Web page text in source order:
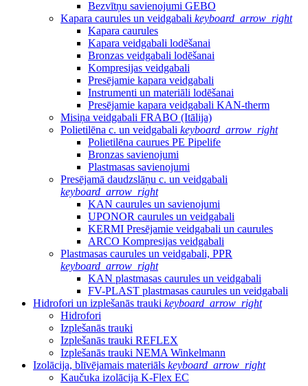
Bezvītņu savienojumi GEBO
Kapara caurules un veidgabali keyboard_arrow_right
Kapara caurules
Kapara veidgabali lodēšanai
Bronzas veidgabali lodēšanai
Kompresijas veidgabali
Presējamie kapara veidgabali
Instrumenti un materiāli lodēšanai
Presējamie kapara veidgabali KAN-therm
Misiņa veidgabali FRABO (Itālija)
Polietilēna c. un veidgabali keyboard_arrow_right
Polietilēna caurues PE Pipelife
Bronzas savienojumi
Plastmasas savienojumi
Presējamā daudzslāņu c. un veidgabali
keyboard_arrow_right
KAN caurules un savienojumi
UPONOR caurules un veidgabali
KERMI Presējamie veidgabali un caurules
ARCO Kompresijas veidgabali
Plastmasas caurules un veidgabali, PPR
keyboard_arrow_right
KAN plastmasas caurules un veidgabali
FV-PLAST plastmasas caurules un veidgabali
Hidrofori un izplešanās trauki keyboard_arrow_right
Hidrofori
Izplešanās trauki
Izplešanās trauki REFLEX
Izplešanās trauki NEMA Winkelmann
Izolācija, blīvējamais materiāls keyboard_arrow_right
Kaučuka izolācija K-Flex EC